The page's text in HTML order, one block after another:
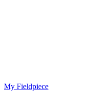
My Fieldpiece